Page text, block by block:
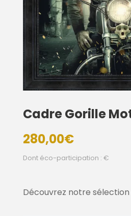
Cadre Gorille
280,00€
Dont éco-participation : €
Découvrez notre